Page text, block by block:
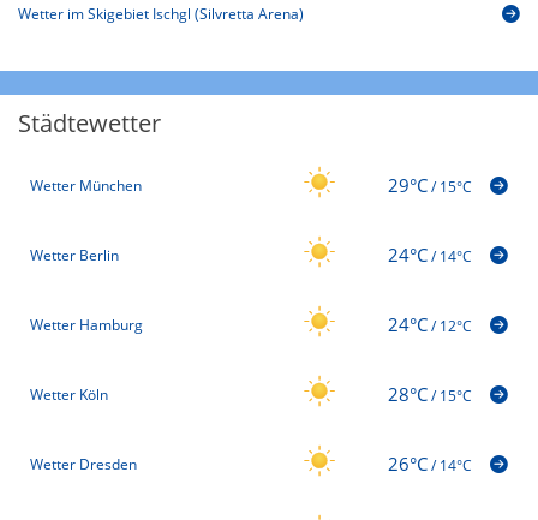
Wetter im Skigebiet Ischgl (Silvretta Arena)
Städtewetter
Wetter München 29°C/15°C
Wetter Berlin 24°C/14°C
Wetter Hamburg 24°C/12°C
Wetter Köln 28°C/15°C
Wetter Dresden 26°C/14°C